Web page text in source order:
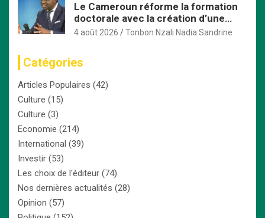
Le Cameroun réforme la formation
doctorale avec la création d’une
Commission nationale dédiée
4 août 2026 Tonbon Nzali Nadia Sandrine
Catégories
Articles Populaires (42)
Culture (15)
Culture (3)
Economie (214)
International (39)
Investir (53)
Les choix de l'éditeur (74)
Nos dernières actualités (28)
Opinion (57)